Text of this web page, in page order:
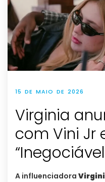
15 DE MAIO DE 2026
Virginia
com Vini Jr
A influenciadora